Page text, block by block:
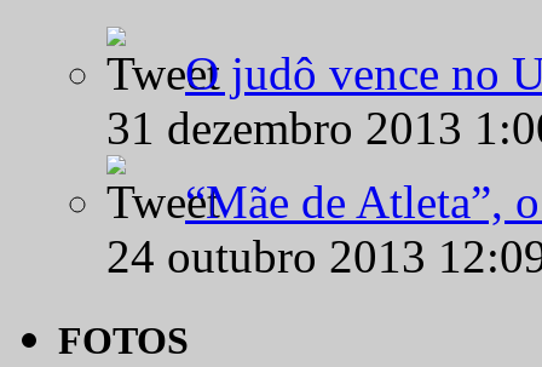
O judô vence no
31 dezembro 2013
“Mãe de Atleta”,
24 outubro 2013
FOTOS